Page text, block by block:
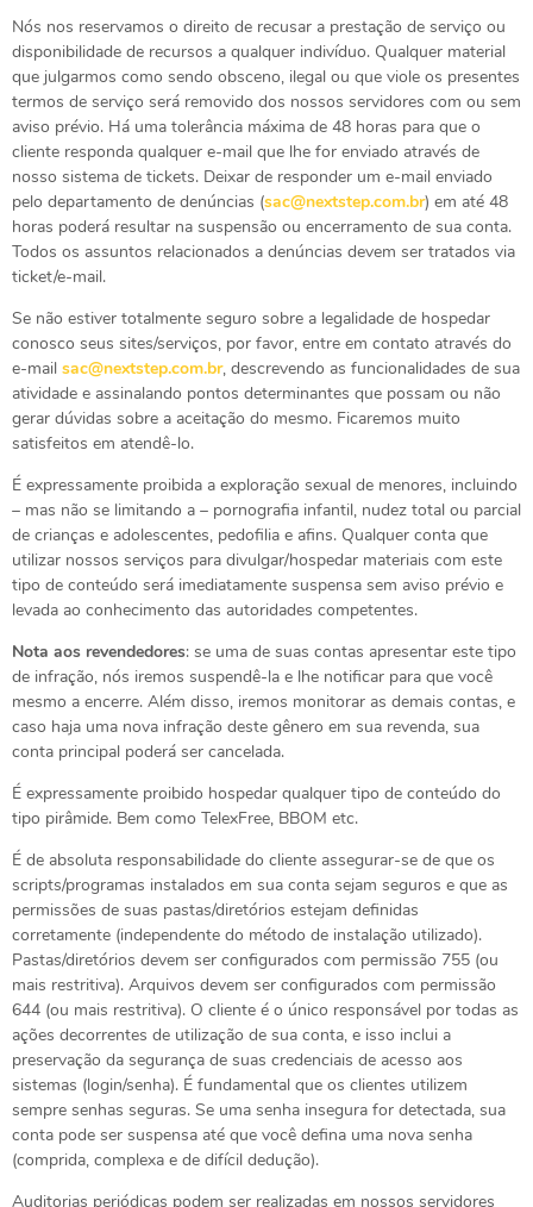
Nós nos reservamos o direito de recusar a prestação de serviço ou
disponibilidade de recursos a qualquer indivíduo. Qualquer material
que julgarmos como sendo obsceno, ilegal ou que viole os presentes
termos de serviço será removido dos nossos servidores com ou sem
aviso prévio. Há uma tolerância máxima de 48 horas para que o
cliente responda qualquer e-mail que lhe for enviado através de
nosso sistema de tickets. Deixar de responder um e-mail enviado
pelo departamento de denúncias (sac@nextstep.com.br) em até 48
horas poderá resultar na suspensão ou encerramento de sua conta.
Todos os assuntos relacionados a denúncias devem ser tratados via
ticket/e-mail.
Se não estiver totalmente seguro sobre a legalidade de hospedar
conosco seus sites/serviços, por favor, entre em contato através do
e-mail sac@nextstep.com.br, descrevendo as funcionalidades de sua
atividade e assinalando pontos determinantes que possam ou não
gerar dúvidas sobre a aceitação do mesmo. Ficaremos muito
satisfeitos em atendê-lo.
É expressamente proibida a exploração sexual de menores, incluindo
– mas não se limitando a – pornografia infantil, nudez total ou parcial
de crianças e adolescentes, pedofilia e afins. Qualquer conta que
utilizar nossos serviços para divulgar/hospedar materiais com este
tipo de conteúdo será imediatamente suspensa sem aviso prévio e
levada ao conhecimento das autoridades competentes.
Nota aos revendedores: se uma de suas contas apresentar este tipo
de infração, nós iremos suspendê-la e lhe notificar para que você
mesmo a encerre. Além disso, iremos monitorar as demais contas, e
caso haja uma nova infração deste gênero em sua revenda, sua
conta principal poderá ser cancelada.
É expressamente proibido hospedar qualquer tipo de conteúdo do
tipo pirâmide. Bem como TelexFree, BBOM etc.
É de absoluta responsabilidade do cliente assegurar-se de que os
scripts/programas instalados em sua conta sejam seguros e que as
permissões de suas pastas/diretórios estejam definidas
corretamente (independente do método de instalação utilizado).
Pastas/diretórios devem ser configurados com permissão 755 (ou
mais restritiva). Arquivos devem ser configurados com permissão
644 (ou mais restritiva). O cliente é o único responsável por todas as
ações decorrentes de utilização de sua conta, e isso inclui a
preservação da segurança de suas credenciais de acesso aos
sistemas (login/senha). É fundamental que os clientes utilizem
sempre senhas seguras. Se uma senha insegura for detectada, sua
conta pode ser suspensa até que você defina uma nova senha
(comprida, complexa e de difícil dedução).
Auditorias periódicas podem ser realizadas em nossos servidores